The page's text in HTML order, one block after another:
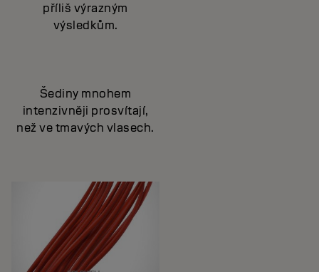
příliš výrazným
výsledkům.
Šediny mnohem
intenzivněji prosvítají,
než ve tmavých vlasech.